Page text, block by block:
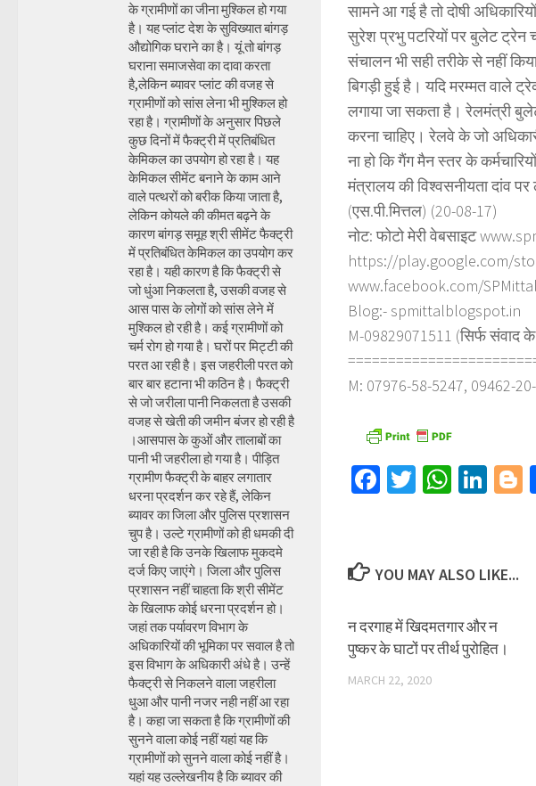
सामने आ गई है तो दोषी
सुरेश प्रभु पटरियों पर बुलेट ट्रेन
संचालन भी सही तरीके से नहीं
बिगड़ी हुई है। यदि मरम्मत वाले
लगाया जा सकता है। रेलमंत्री
करना चाहिए। रेलवे के जो
ना हो कि गैंग मैन स्तर के
मंत्रालय की विश्वसनीयता दांव पर
(एस.पी.मित्तल) (20-08-17)
नोट: फोटो मेरी वेबसाइट
https://play.google.com/
www.facebook.com/
Blog:- spmittalblogspot.in
M-09829071511 (सिर्फ संवाद
M: 07976-58-5247, 09462-
Facebook
Twitter
YOU MAY ALSO LIKE...
न दरगाह में खिदमतगार और न
पुष्कर के घाटों पर तीर्थ पुरोहित।
MARCH 22, 2020
के ग्रामीणों का जीना मुश्किल हो गया
है। यह प्लांट देश के सुविख्यात बांगड़
औद्योगिक घराने का है। यूं तो बांगड़
घराना समाजसेवा का दावा करता
है,लेकिन ब्यावर प्लांट की वजह से
ग्रामीणों को सांस लेना भी मुश्किल हो
रहा है। ग्रामीणों के अनुसार पिछले
कुछ दिनों में फैक्ट्री में प्रतिबंधित
केमिकल का उपयोग हो रहा है। यह
केमिकल सीमेंट बनाने के काम आने
वाले पत्थरों को बरीक किया जाता है,
लेकिन कोयले की कीमत बढ़ने के
कारण बांगड़ समूह श्री सीमेंट फैक्ट्री
में प्रतिबंधित केमिकल का उपयोग कर
रहा है। यही कारण है कि फैक्ट्री से
जो धुंआ निकलता है, उसकी वजह से
आस पास के लोगों को सांस लेने में
मुश्किल हो रही है। कई ग्रामीणों को
चर्म रोग हो गया है। घरों पर मिट्टी की
परत आ रही है। इस जहरीली परत को
बार बार हटाना भी कठिन है। फैक्ट्री
से जो जरीला पानी निकलता है उसकी
वजह से खेती की जमीन बंजर हो रही है
।आसपास के कुओं और तालाबों का
पानी भी जहरीला हो गया है। पीड़ित
ग्रामीण फैक्ट्री के बाहर लगातार
धरना प्रदर्शन कर रहे हैं, लेकिन
ब्यावर का जिला और पुलिस प्रशासन
चुप है। उल्टे ग्रामीणों को ही धमकी दी
जा रही है कि उनके खिलाफ मुकदमे
दर्ज किए जाएंगे। जिला और पुलिस
प्रशासन नहीं चाहता कि श्री सीमेंट
के खिलाफ कोई धरना प्रदर्शन हो।
जहां तक पर्यावरण विभाग के
अधिकारियों की भूमिका पर सवाल है तो
इस विभाग के अधिकारी अंधे है। उन्हें
फैक्ट्री से निकलने वाला जहरीला
धुआ और पानी नजर नही नहीं आ रहा
है। कहा जा सकता है कि ग्रामीणों की
सुनने वाला कोई नहीं यहां यह कि
ग्रामीणों को सुनने वाला कोई नहीं है।
यहां यह उल्लेखनीय है कि ब्यावर की